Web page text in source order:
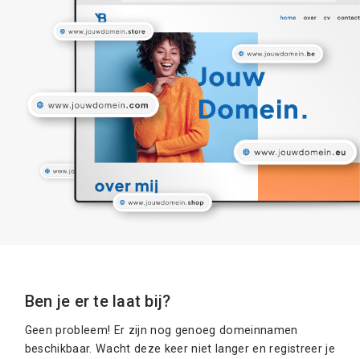
Ben je er te laat bij?
Geen probleem! Er zijn nog genoeg domeinnamen
beschikbaar. Wacht deze keer niet langer en registreer je